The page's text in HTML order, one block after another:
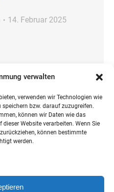
verwalten
verwenden wir Technologien wie
bzw. darauf zuzugreifen.
können wir Daten wie das
Website verarbeiten. Wenn Sie
können bestimmte
werden.
14. Februar 2025
in
und effizient die
finden, benötigen
mit guter Sichtbarkeit.
dem Super-Packet die
Reichweite für
Stellenportal24.eu?